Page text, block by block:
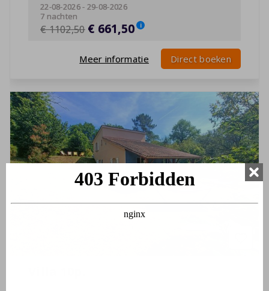
22-08-2026- 29-08-2026
7 nachten
€ 1102,50 € 661,50 i
Meer informatie Direct boeken